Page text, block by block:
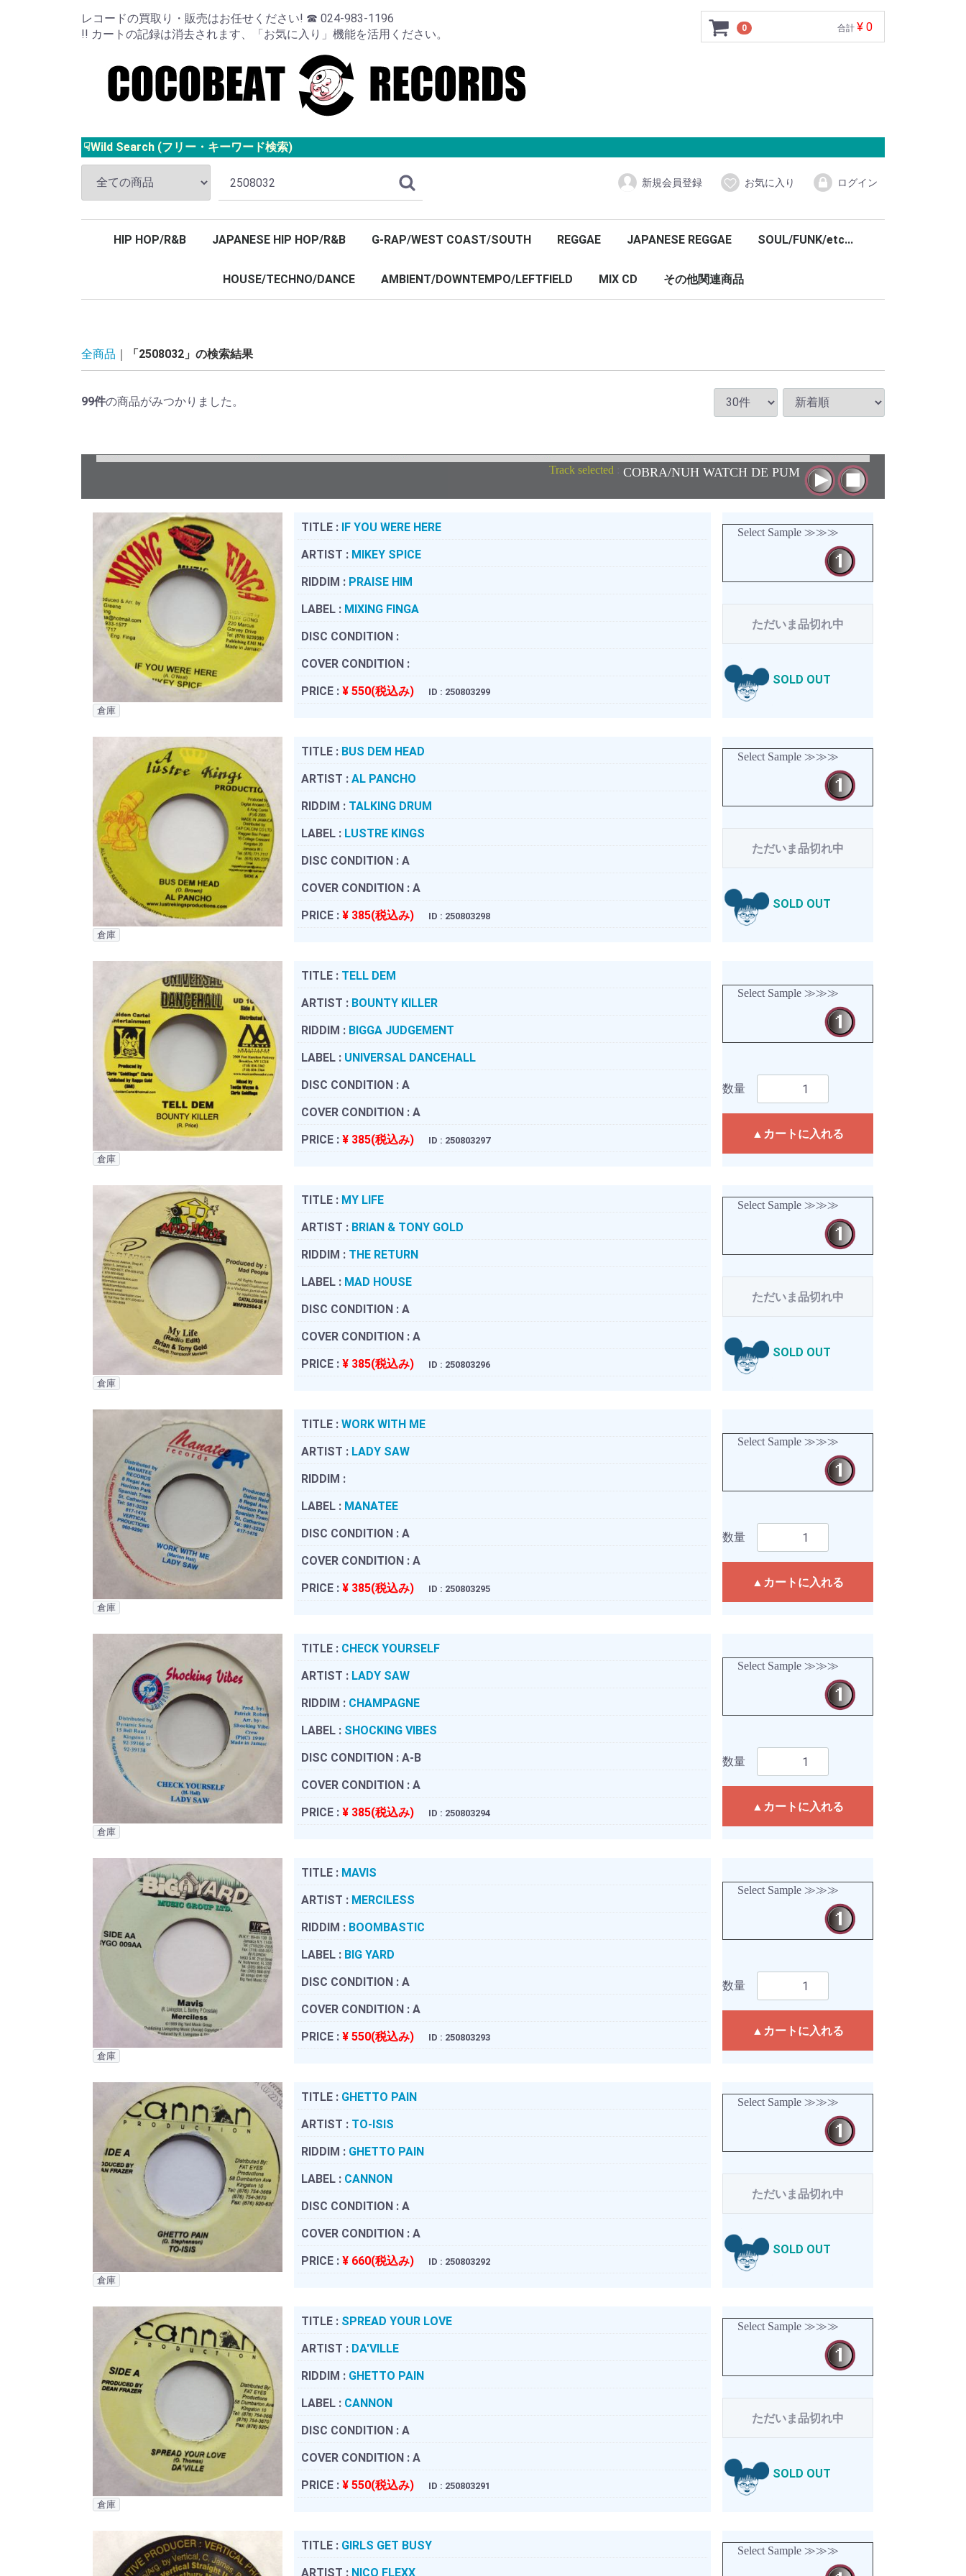
レコードの買取り・販売はお任せください! ☎ 024-983-1196
!! カートの記録は消去されます、「お気に入り」機能を活用ください。
0 合計 ¥ 0
☟Wild Search (フリー・キーワード検索)
新規会員登録 お気に入り ログイン
HIP HOP/R&B JAPANESE HIP HOP/R&B G-RAP/WEST COAST/SOUTH REGGAE JAPANESE REGGAE SOUL/FUNK/etc...
HOUSE/TECHNO/DANCE AMBIENT/DOWNTEMPO/LEFTFIELD MIX CD その他関連商品
全商品 「2508032」の検索結果
99件の商品がみつかりました。
Track selected : COBRA/NUH WATCH DE PUM
倉庫
TITLE : IF YOU WERE HERE
ARTIST : MIKEY SPICE
RIDDIM : PRAISE HIM
LABEL : MIXING FINGA
DISC CONDITION :
COVER CONDITION :
PRICE : ¥ 550(税込み) ID : 250803299
Select Sample ≫≫≫
ただいま品切れ中
SOLD OUT
倉庫
TITLE : BUS DEM HEAD
ARTIST : AL PANCHO
RIDDIM : TALKING DRUM
LABEL : LUSTRE KINGS
DISC CONDITION : A
COVER CONDITION : A
PRICE : ¥ 385(税込み) ID : 250803298
Select Sample ≫≫≫
ただいま品切れ中
SOLD OUT
倉庫
TITLE : TELL DEM
ARTIST : BOUNTY KILLER
RIDDIM : BIGGA JUDGEMENT
LABEL : UNIVERSAL DANCEHALL
DISC CONDITION : A
COVER CONDITION : A
PRICE : ¥ 385(税込み) ID : 250803297
Select Sample ≫≫≫
数量
▲カートに入れる
倉庫
TITLE : MY LIFE
ARTIST : BRIAN & TONY GOLD
RIDDIM : THE RETURN
LABEL : MAD HOUSE
DISC CONDITION : A
COVER CONDITION : A
PRICE : ¥ 385(税込み) ID : 250803296
Select Sample ≫≫≫
ただいま品切れ中
SOLD OUT
倉庫
TITLE : WORK WITH ME
ARTIST : LADY SAW
RIDDIM :
LABEL : MANATEE
DISC CONDITION : A
COVER CONDITION : A
PRICE : ¥ 385(税込み) ID : 250803295
Select Sample ≫≫≫
数量
▲カートに入れる
倉庫
TITLE : CHECK YOURSELF
ARTIST : LADY SAW
RIDDIM : CHAMPAGNE
LABEL : SHOCKING VIBES
DISC CONDITION : A-B
COVER CONDITION : A
PRICE : ¥ 385(税込み) ID : 250803294
Select Sample ≫≫≫
数量
▲カートに入れる
倉庫
TITLE : MAVIS
ARTIST : MERCILESS
RIDDIM : BOOMBASTIC
LABEL : BIG YARD
DISC CONDITION : A
COVER CONDITION : A
PRICE : ¥ 550(税込み) ID : 250803293
Select Sample ≫≫≫
数量
▲カートに入れる
倉庫
TITLE : GHETTO PAIN
ARTIST : TO-ISIS
RIDDIM : GHETTO PAIN
LABEL : CANNON
DISC CONDITION : A
COVER CONDITION : A
PRICE : ¥ 660(税込み) ID : 250803292
Select Sample ≫≫≫
ただいま品切れ中
SOLD OUT
倉庫
TITLE : SPREAD YOUR LOVE
ARTIST : DA'VILLE
RIDDIM : GHETTO PAIN
LABEL : CANNON
DISC CONDITION : A
COVER CONDITION : A
PRICE : ¥ 550(税込み) ID : 250803291
Select Sample ≫≫≫
ただいま品切れ中
SOLD OUT
TITLE : GIRLS GET BUSY
ARTIST : NICO FLEXX
Select Sample ≫≫≫